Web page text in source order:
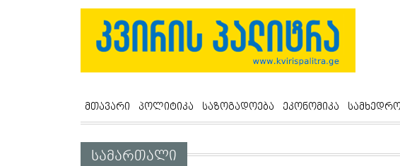
მთავარი პოლიტიკა საზოგადოება ეკონომიკა
სამართალი